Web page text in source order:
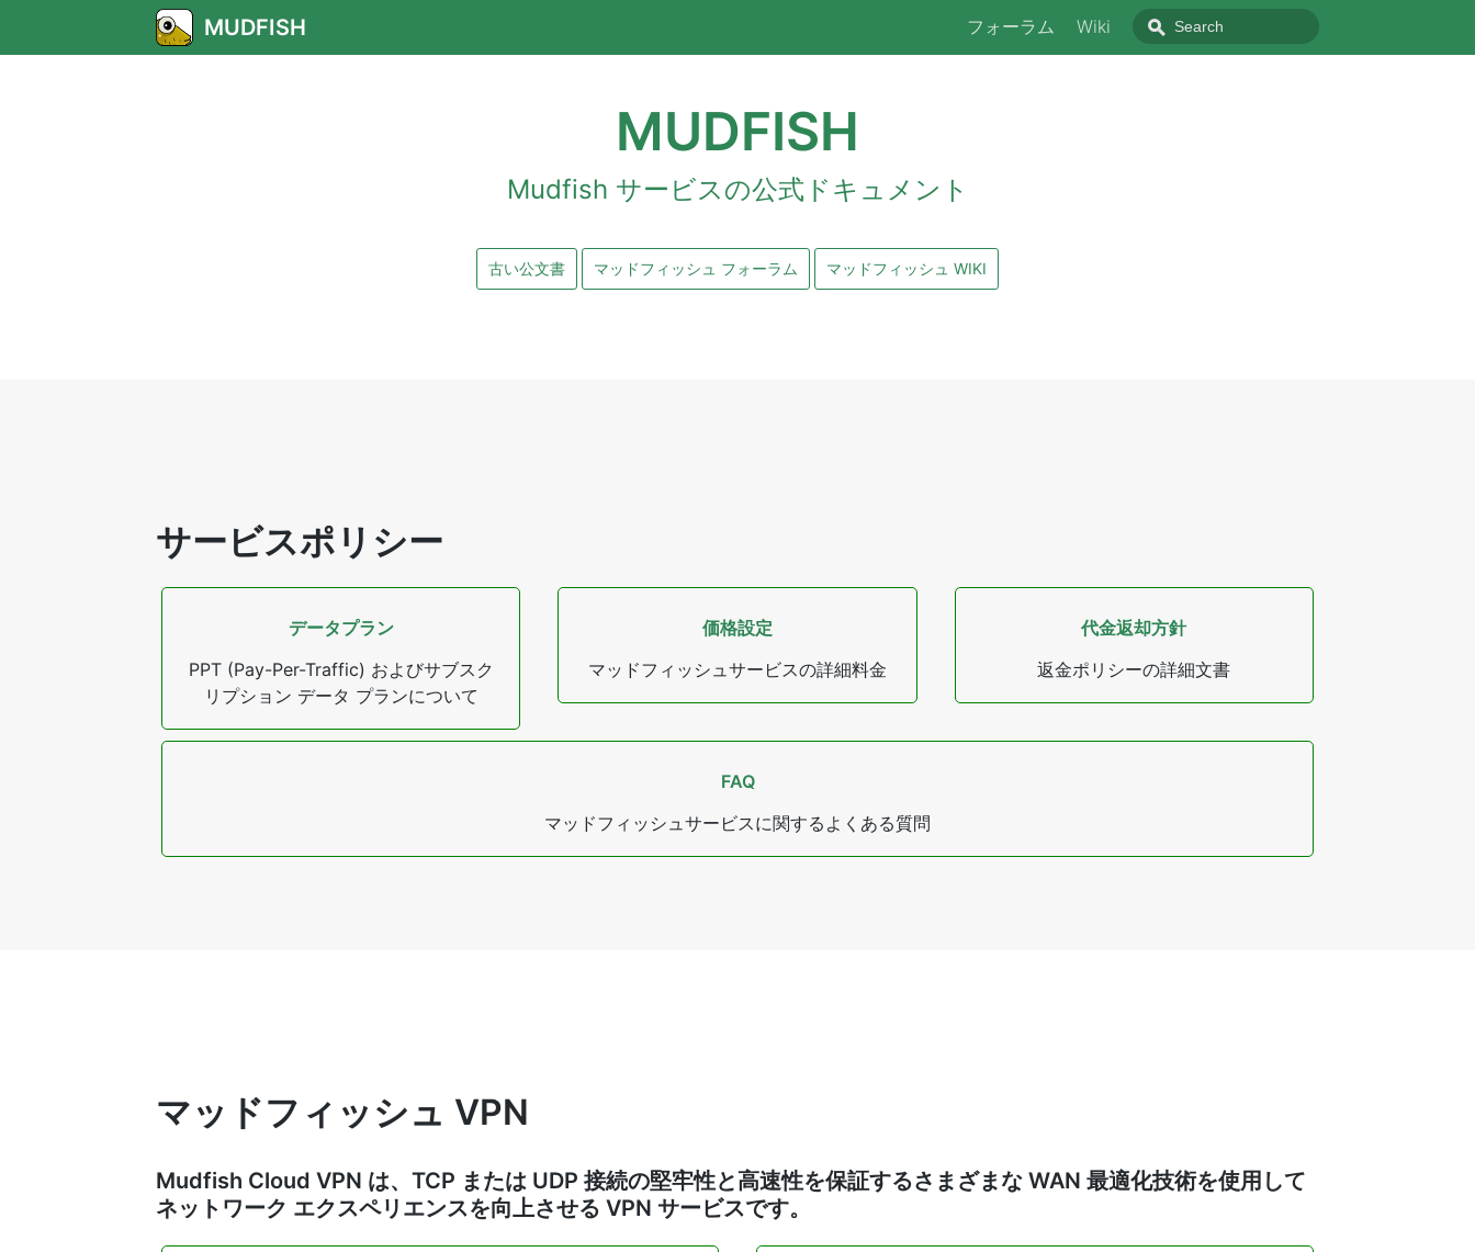
MUDFISH フォーラム Wiki
MUDFISH
Mudfish サービスの公式ドキュメント
古い公文書 マッドフィッシュ フォーラム マッドフィッシュ WIKI
サービスポリシー
データプラン
PPT (Pay-Per-Traffic) およびサブスク
リプション データ プランについて
価格設定
マッドフィッシュサービスの詳細料金
代金返却方針
返金ポリシーの詳細文書
FAQ
マッドフィッシュサービスに関するよくある質問
マッドフィッシュ VPN
Mudfish Cloud VPN は、TCP または UDP 接続の堅牢性と高速性を保証するさまざまな WAN 最適化技術を使用して
ネットワーク エクスペリエンスを向上させる VPN サービスです。